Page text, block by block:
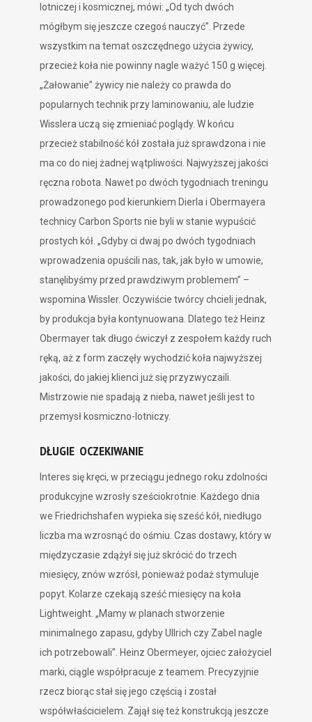
lotniczej i kosmicznej, mówi: „Od tych dwóch
mógłbym się jeszcze czegoś nauczyć”. Przede
wszystkim na temat oszczędnego użycia żywicy,
przecież koła nie powinny nagle ważyć 150 g więcej.
„Żałowanie” żywicy nie należy co prawda do
popularnych technik przy laminowaniu, ale ludzie
Wisslera uczą się zmieniać poglądy. W końcu
przecież stabilność kół została już sprawdzona i nie
ma co do niej żadnej wątpliwości. Najwyższej jakości
ręczna robota. Nawet po dwóch tygodniach treningu
prowadzonego pod kierunkiem Dierla i Obermayera
technicy Carbon Sports nie byli w stanie wypuścić
prostych kół. „Gdyby ci dwaj po dwóch tygodniach
wprowadzenia opuścili nas, tak, jak było w umowie,
stanęlibyśmy przed prawdziwym problemem” –
wspomina Wissler. Oczywiście twórcy chcieli jednak,
by produkcja była kontynuowana. Dlatego też Heinz
Obermayer tak długo ćwiczył z zespołem każdy ruch
ręką, aż z form zaczęły wychodzić koła najwyższej
jakości, do jakiej klienci już się przyzwyczaili.
Mistrzowie nie spadają z nieba, nawet jeśli jest to
przemysł kosmiczno-lotniczy.
DŁUGIE OCZEKIWANIE
Interes się kręci, w przeciągu jednego roku zdolności
produkcyjne wzrosły sześciokrotnie. Każdego dnia
we Friedrichshafen wypieka się sześć kół, niedługo
liczba ma wzrosnąć do ośmiu. Czas dostawy, który w
międzyczasie zdążył się już skrócić do trzech
miesięcy, znów wzrósł, ponieważ podaż stymuluje
popyt. Kolarze czekają sześć miesięcy na koła
Lightweight. „Mamy w planach stworzenie
minimalnego zapasu, gdyby Ullrich czy Zabel nagle
ich potrzebowali”. Heinz Obermeyer, ojciec założyciel
marki, ciągle współpracuje z teamem. Precyzyjnie
rzecz biorąc stał się jego częścią i został
współwłaścicielem. Zajął się też konstrukcją jeszcze